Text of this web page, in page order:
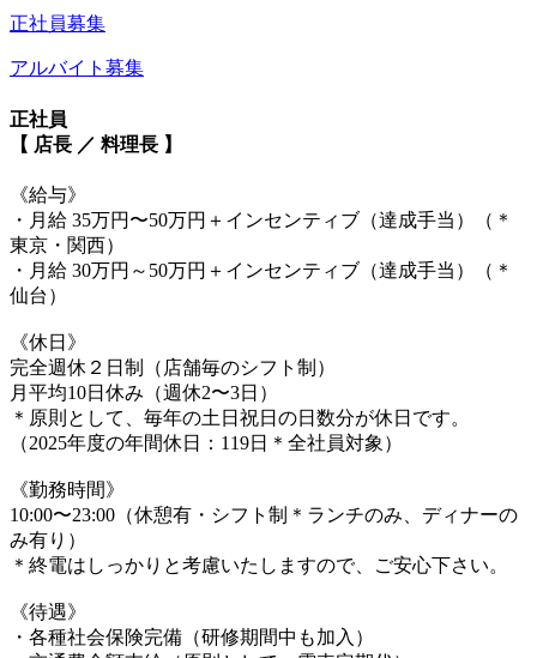
正社員募集
アルバイト募集
正社員
【 店長 ／ 料理長 】
《給与》
・月給 35万円〜50万円＋インセンティブ（達成手当）（＊
東京・関西）
・月給 30万円～50万円＋インセンティブ（達成手当）（＊
仙台）
《休日》
完全週休２日制（店舗毎のシフト制）
月平均10日休み（週休2〜3日）
＊原則として、毎年の土日祝日の日数分が休日です。
（2025年度の年間休日：119日＊全社員対象）
《勤務時間》
10:00〜23:00（休憩有・シフト制＊ランチのみ、ディナーの
み有り）
＊終電はしっかりと考慮いたしますので、ご安心下さい。
《待遇》
・各種社会保険完備（研修期間中も加入）